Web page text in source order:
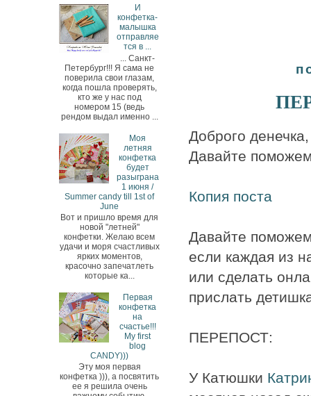
Доброго
Давайте
Копия поста
Давайте
если каждая из
или сделать
прислать
ПЕРЕПОСТ:
У Катюшки
И
конфетка-
малышка
отправляе
тся в ...
... Санкт-
Петербург!!! Я сама не
поверила свои глазам,
когда пошла проверять,
кто же у нас под
номером 15 (ведь
рендом выдал именно ...
Моя
летняя
конфетка
будет
разыграна
1 июня /
Summer candy till 1st of
June
Вот и пришло время для
новой "летней"
конфетки. Желаю всем
удачи и моря счастливых
ярких моментов,
красочно запечатлеть
которые ка...
Первая
конфетка
на
счастье!!!
My first
blog
CANDY)))
Эту моя первая
конфетка ))), а посвятить
ее я решила очень